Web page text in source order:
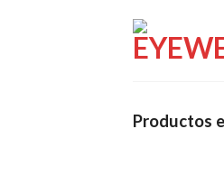
Productos